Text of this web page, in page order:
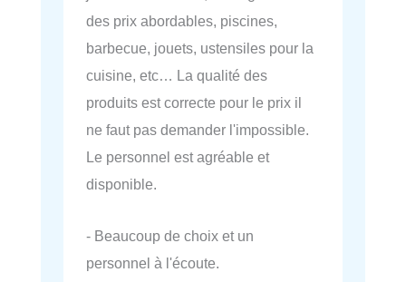
des prix abordables, piscines,
barbecue, jouets, ustensiles pour la
cuisine, etc… La qualité des
produits est correcte pour le prix il
ne faut pas demander l'impossible.
Le personnel est agréable et
disponible.
- Beaucoup de choix et un
personnel à l'écoute.